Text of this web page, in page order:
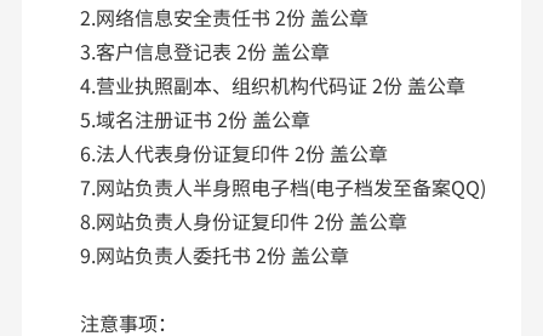
2.网络信息安全责任书 2份 盖公章
3.客户信息登记表 2份 盖公章
4.营业执照副本、组织机构代码证 2份 盖公章
5.域名注册证书 2份 盖公章
6.法人代表身份证复印件 2份 盖公章
7.网站负责人半身照电子档(电子档发至备案QQ)
8.网站负责人身份证复印件 2份 盖公章
9.网站负责人委托书 2份 盖公章
注意事项：